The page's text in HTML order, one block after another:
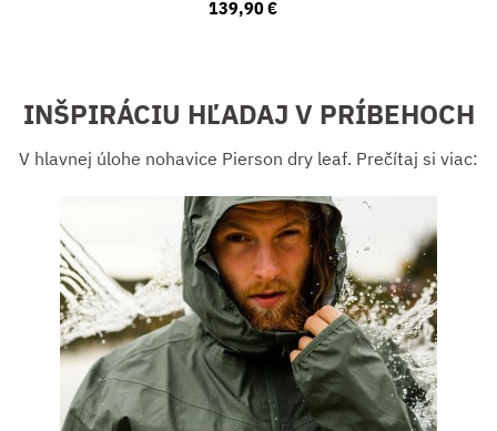
139,90 €
INŠPIRÁCIU HĽADAJ V PRÍBEHOCH
V hlavnej úlohe nohavice Pierson dry leaf. Prečítaj si viac: